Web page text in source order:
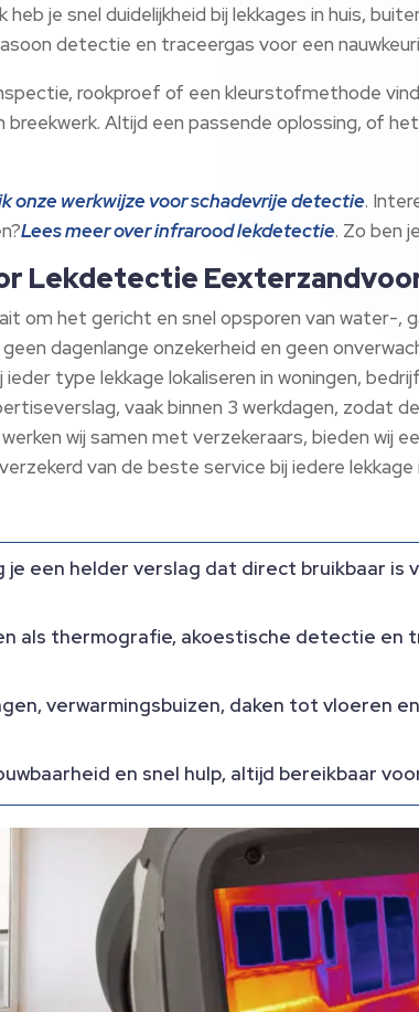
je snel duidelijkheid bij lekkages in huis,
detectie en traceergas voor een
rookproef of een kleurstofmethode
Altijd een passende oplossing, of
onze werkwijze voor schadevrije detectie.​
Lees meer over infrarood lekdetectie.​ Zo ben
Lekdetectie
om het gericht en snel opsporen van water-,
dagenlange onzekerheid en geen
type lekkage lokaliseren in woningen,
vaak binnen 3 werkdagen, zodat
wij samen met verzekeraars, bieden wij
van de beste service bij iedere
je een helder verslag dat direct bruikbaar is
als thermografie, akoestische detectie en
verwarmingsbuizen, daken tot vloeren
en snel hulp, altijd bereikbaar